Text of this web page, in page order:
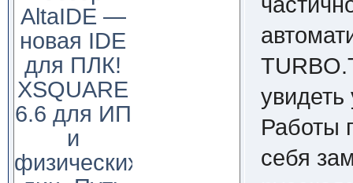
AltaIDE —
новая IDE
для ПЛК!
XSQUARE
6.6 для ИП
и
физических
Работы
себя